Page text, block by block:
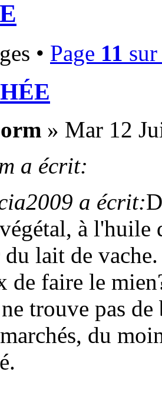
• Page 11
» Mar 12
a écrit:
a écrit:
à l'huile
lait de vache.
de faire le
trouve pas
du